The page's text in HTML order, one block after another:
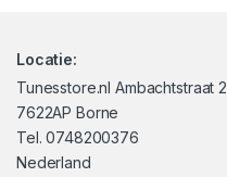
Locatie:
Tunesstore.nl Ambachtstraat 2
7622AP Borne
Tel. 0748200376
Nederland